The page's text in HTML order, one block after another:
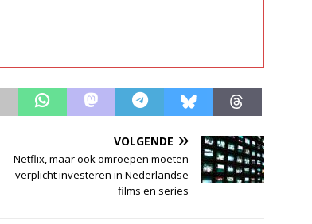
VOLGENDE
Netflix, maar ook omroepen moeten
verplicht investeren in Nederlandse
films en series